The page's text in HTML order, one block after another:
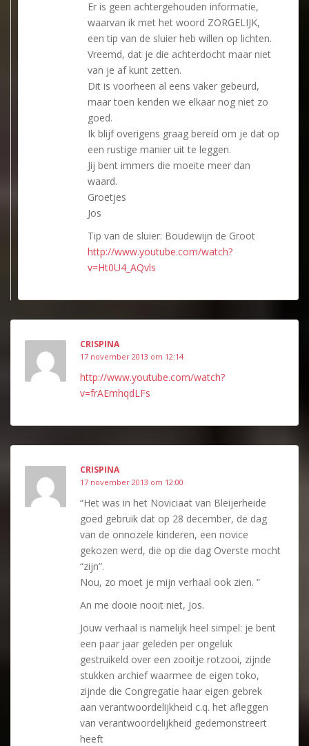
Er is geen achtergehouden informatie,
waarvan ik met het woord ZORGELIJK,
een tip van de sluier heb willen op lichten.
Vreemd, dat je die achterdocht maar niet
van je af kunt zetten.
Dit is voorheen al eens vaker gebeurd,
maar toen kenden we elkaar nog niet zo
goed.
Ik blijf overigens graag bereid om je dat op
een rustige manier uit te leggen.
Jij bent immers die moeite meer dan
waard.
Groetjes
Jos
Tip van de sluier: Boudewijn de Groot
http://www.youtube.com/watch?
v=Ht0U4_AQvls
CRISPINA
17 november 2013 om 12:14
http://www.youtube.com/watch?
v=frAEmhqdLFs
CRISPINA
17 november 2013 om 12:00
“Het was in het Noviciaat van Bleijerheide
goed gebruik dat op 28 december, de dag
van de onnozele kinderen, een novice
gekozen werd, die op die dag Overste mocht
“zijn”.
Nou, zo moet je mijn verhaal ook zien. ”
An me dooie nooit niet, Jos.
Jouw verhaal is namelijk heel simpel: je bent
een paar jaar geleden per ongeluk
gestruikeld over een zooitje rotzooi, zijnde
stukken archief waarmee de eigen toko,
zijnde die Congregatie haar eigen gebrek
aan verantwoordelijkheid c.q. het afleggen
van verantwoordelijkheid gedemonstreert
heeft